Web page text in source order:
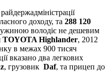
доходу, та 288 120
володіє не дешевим
TOYOTA Highlander, 2012
в межах 900 тисяч
вказано два легкових
, грузовик Daf, та прицеп до